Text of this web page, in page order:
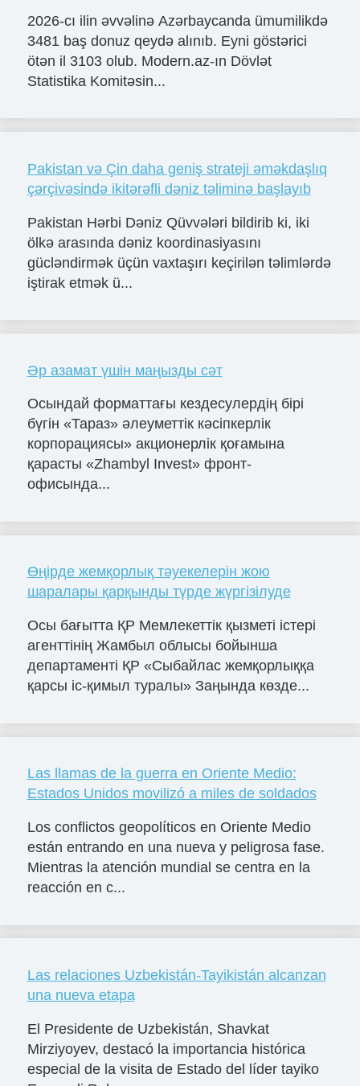
2026-cı ilin əvvəlinə Azərbaycanda ümumilikdə
3481 baş donuz qeydə alınıb. Eyni göstərici
ötən il 3103 olub. Modern.az-ın Dövlət
Statistika Komitəsin...
Pakistan və Çin daha geniş strateji əməkdaşlıq
çərçivəsində ikitərəfli dəniz təliminə başlayıb
Pakistan Hərbi Dəniz Qüvvələri bildirib ki, iki
ölkə arasında dəniz koordinasiyasını
gücləndirmək üçün vaxtaşırı keçirilən təlimlərdə
iştirak etmək ü...
Әр азамат үшін маңызды сәт
Осындай форматтағы кездесулердің бірі
бүгін «Тараз» әлеуметтік кәсіпкерлік
корпорациясы» акционерлік қоғамына
қарасты «Zhambyl Invest» фронт-
офисында...
Өңірде жемқорлық тәуекелерін жою
шаралары қарқынды түрде жүргізілуде
Осы бағытта ҚР Мемлекеттік қызметі істері
агенттінің Жамбыл облысы бойынша
департаменті ҚР «Сыбайлас жемқорлыққа
қарсы іс-қимыл туралы» Заңында көзде...
Las llamas de la guerra en Oriente Medio:
Estados Unidos movilizó a miles de soldados
Los conflictos geopolíticos en Oriente Medio
están entrando en una nueva y peligrosa fase.
Mientras la atención mundial se centra en la
reacción en c...
Las relaciones Uzbekistán-Tayikistán alcanzan
una nueva etapa
El Presidente de Uzbekistán, Shavkat
Mirziyoyev, destacó la importancia histórica
especial de la visita de Estado del líder tayiko